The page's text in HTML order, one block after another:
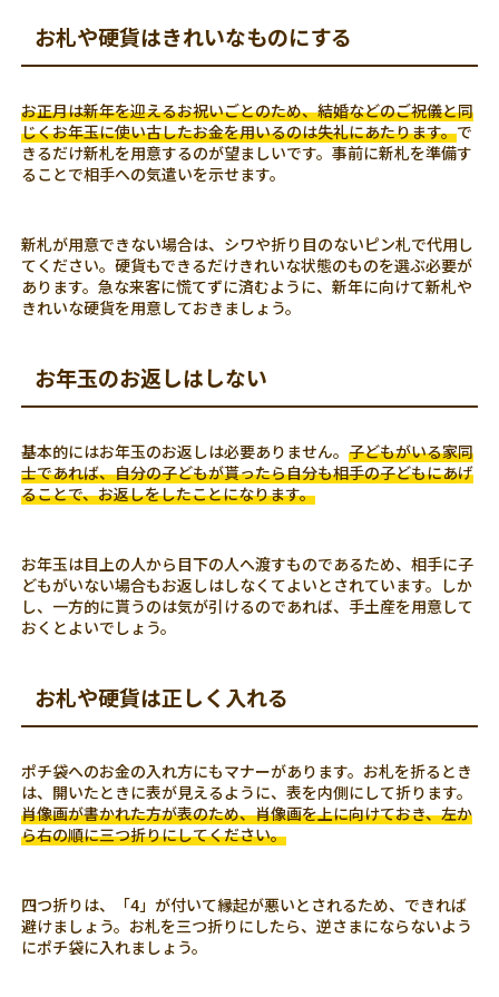
お札や硬貨はきれいなものにする
お正月は新年を迎えるお祝いごとのため、結婚などのご祝儀と同
じくお年玉に使い古したお金を用いるのは失礼にあたります。で
きるだけ新札を用意するのが望ましいです。事前に新札を準備す
ることで相手への気遣いを示せます。
新札が用意できない場合は、シワや折り目のないピン札で代用し
てください。硬貨もできるだけきれいな状態のものを選ぶ必要が
あります。急な来客に慌てずに済むように、新年に向けて新札や
きれいな硬貨を用意しておきましょう。
お年玉のお返しはしない
基本的にはお年玉のお返しは必要ありません。子どもがいる家同
士であれば、自分の子どもが貰ったら自分も相手の子どもにあげ
ることで、お返しをしたことになります。
お年玉は目上の人から目下の人へ渡すものであるため、相手に子
どもがいない場合もお返しはしなくてよいとされています。しか
し、一方的に貰うのは気が引けるのであれば、手土産を用意して
おくとよいでしょう。
お札や硬貨は正しく入れる
ポチ袋へのお金の入れ方にもマナーがあります。お札を折るとき
は、開いたときに表が見えるように、表を内側にして折ります。
肖像画が書かれた方が表のため、肖像画を上に向けておき、左か
ら右の順に三つ折りにしてください。
四つ折りは、「4」が付いて縁起が悪いとされるため、できれば
避けましょう。お札を三つ折りにしたら、逆さまにならないよう
にポチ袋に入れましょう。